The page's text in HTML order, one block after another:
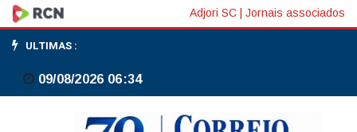
Instituições
associadas
terão
Adjori SC Jornais associados
ULTIMAS :
09/08/2026 06:34